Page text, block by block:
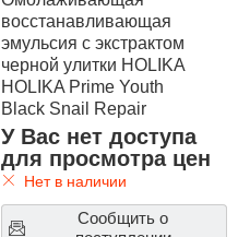
восстанавливающая
эмульсия с экстрактом
черной улитки HOLIKA
HOLIKA Prime Youth
Black Snail Repair
Emulsion
У Вас нет доступа
для просмотра цен
Нет в наличии
Сообщить о